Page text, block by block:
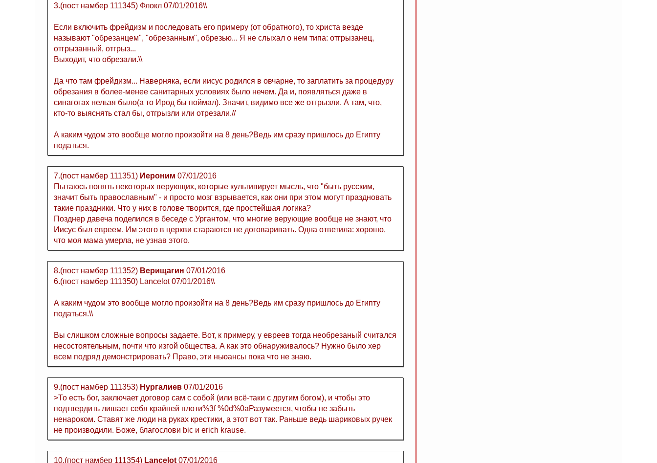
3.(пост намбер 111345) Флокл 07/01/2016\\
Если включить фрейдизм и последовать его примеру (от обратного), то христа везде
называют "обрезанцем", "обрезанным", обрезью... Я не слыхал о нем типа: отгрызанец,
отгрызанный, отгрыз...
Выходит, что обрезали.\\
Да что там фрейдизм... Наверняка, если иисус родился в овчарне, то заплатить за процедуру
обрезания в более-менее санитарных условиях было нечем. Да и, появляться даже в
синагогах нельзя было(а то Ирод бы поймал). Значит, видимо все же отгрызли. А там, что,
кто-то выяснять стал бы, отгрызли или отрезали.//
А каким чудом это вообще могло произойти на 8 день?Ведь им сразу пришлось до Египту
податься.
7.(пост намбер 111351) Иероним 07/01/2016
Пытаюсь понять некоторых верующих, которые культивирует мысль, что "быть русским,
значит быть православным" - и просто мозг взрывается, как они при этом могут праздновать
такие праздники. Что у них в голове творится, где простейшая логика?
Позднер давеча поделился в беседе с Ургантом, что многие верующие вообще не знают, что
Иисус был евреем. Им этого в церкви стараются не договаривать. Одна ответила: хорошо,
что моя мама умерла, не узнав этого.
8.(пост намбер 111352) Верищагин 07/01/2016
6.(пост намбер 111350) Lancelot 07/01/2016\\
А каким чудом это вообще могло произойти на 8 день?Ведь им сразу пришлось до Египту
податься.\\
Вы слишком сложные вопросы задаете. Вот, к примеру, у евреев тогда необрезаный считался
несостоятельным, почти что изгой общества. А как это обнаруживалось? Нужно было хер
всем подряд демонстрировать? Право, эти ньюансы пока что не знаю.
9.(пост намбер 111353) Нургалиев 07/01/2016
>То есть бог, заключает договор сам с собой (или всё-таки с другим богом), и чтобы это
подтвердить лишает себя крайней плоти%3f %0d%0aРазумеется, чтобы не забыть
ненароком. Ставят же люди на руках крестики, а этот вот так. Раньше ведь шариковых ручек
не производили. Боже, благослови bic и erich krause.
10.(пост намбер 111354) Lancelot 07/01/2016